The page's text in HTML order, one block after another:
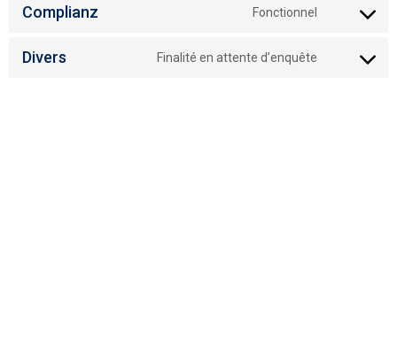
Complianz Fonctionnel
Divers Finalité en attente d’enquête